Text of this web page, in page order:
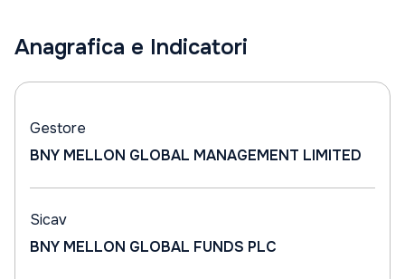
Anagrafica e Indicatori
Gestore
BNY MELLON GLOBAL MANAGEMENT LIMITED
Sicav
BNY MELLON GLOBAL FUNDS PLC